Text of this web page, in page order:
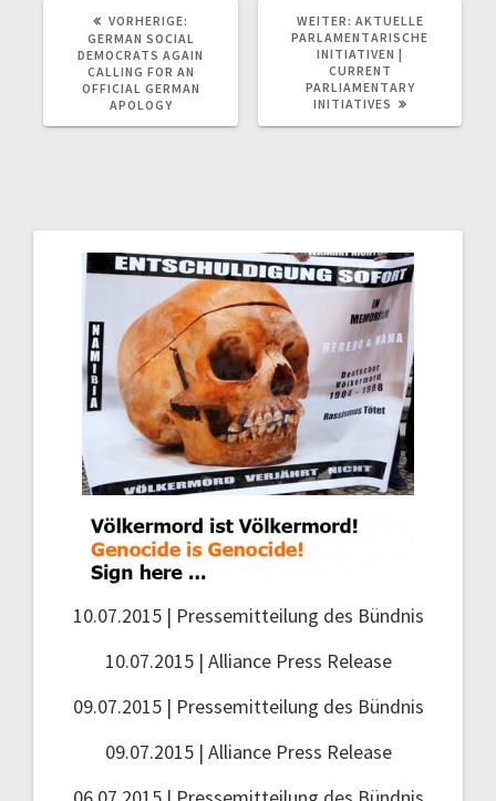
VORHERIGE:
BEITRAG:
GERMAN SOCIAL
DEMOCRATS AGAIN
CALLING FOR AN
OFFICIAL GERMAN
APOLOGY
WEITER: NÄCHSTER
BEITRAG:
AKTUELLE
PARLAMENTARISCHE
INITIATIVEN |
CURRENT
PARLIAMENTARY
INITIATIVES
10.07.2015 | Pressemitteilung des Bündnis
10.07.2015 | Alliance Press Release
09.07.2015 | Pressemitteilung des Bündnis
09.07.2015 | Alliance Press Release